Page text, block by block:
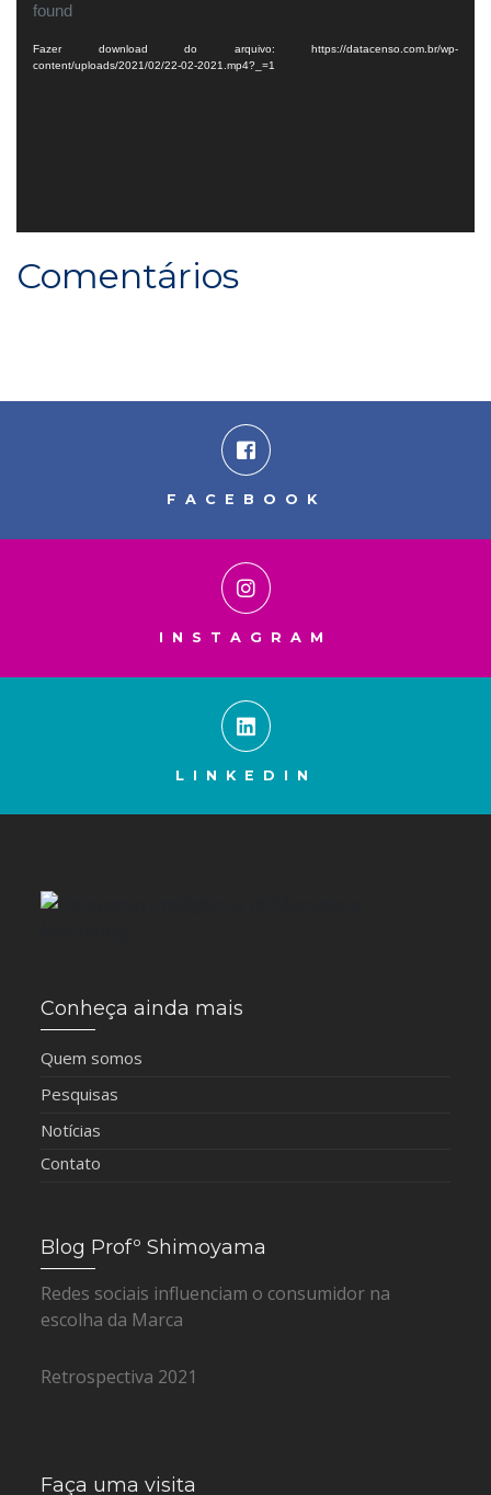
de
vídeo
found
Fazer download do arquivo: https://datacenso.com.br/wp-
content/uploads/2021/02/22-02-2021.mp4?_=1
Comentários
FACEBOOK
INSTAGRAM
LINKEDIN
Conheça ainda mais
Quem somos
Pesquisas
Notícias
Contato
Blog Profº Shimoyama
Redes sociais influenciam o consumidor na
escolha da Marca
Retrospectiva 2021
Faça uma visita